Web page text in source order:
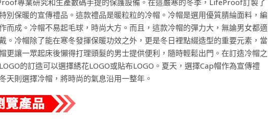
專業研究和生產數碼手提的保護設備。在這嚴寒的冬季，LifeProof訂製了
特別保暖的宣傳禮品。這款禮品是暖粒粒的冷帽。冷帽是選用優質腈綸面料，編
作而成。冷帽不易起毛球，時尚大方。而且，這款冷帽的彈力大，無論男女都適
戴。冷帽除了能在寒冬發揮保暖功效之外，更是冬日裡點綴造型的重要元素，當
帽更讓一眾起床後懶得打理頭髮的男士提供便利，隨時輕鬆出門。在訂造冷帽之
LOGO的訂造可以選擇綉花LOGO或貼布LOGO。夏天，選擇Cap帽作為宣傳禮
冬天則選擇冷帽，將時尚的氣息沿用一整年。